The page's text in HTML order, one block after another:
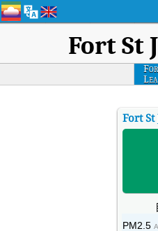
Fort St
Fort
PM2.5